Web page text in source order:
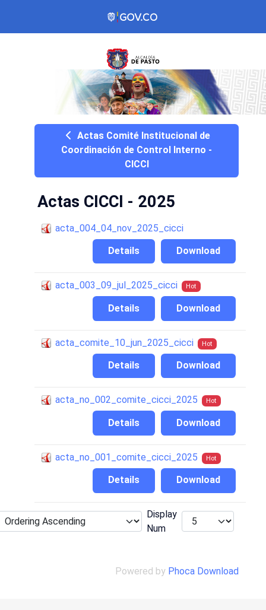
Actas Comité Institucional de
Coordinación de Control Interno -
CICCI
Actas CICCI - 2025
acta_004_04_nov_2025_cicci
Download
Details
acta_003_09_jul_2025_cicci Hot
Download
Details
acta_comite_10_jun_2025_cicci Hot
Download
Details
acta_no_002_comite_cicci_2025 Hot
Download
Details
acta_no_001_comite_cicci_2025 Hot
Download
Details
Display
Num
Powered by Phoca Download